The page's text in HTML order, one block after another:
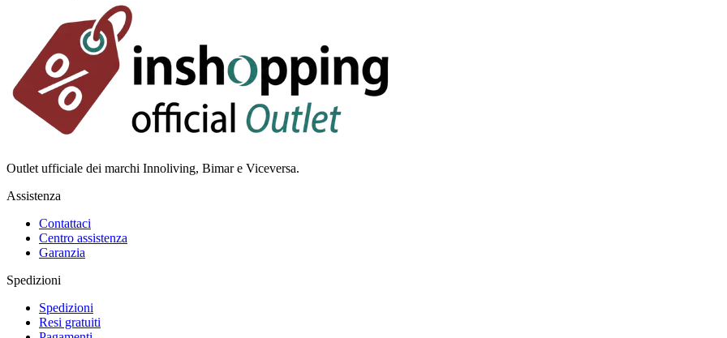
Outlet ufficiale dei marchi Innoliving, Bimar e Viceversa.
Assistenza
Contattaci
Centro assistenza
Garanzia
Spedizioni
Spedizioni
Resi gratuiti